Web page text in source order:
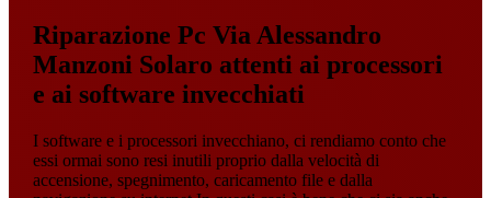
Riparazione Pc Via Alessandro
Manzoni Solaro attenti ai processori
e ai software invecchiati
I software e i processori invecchiano, ci rendiamo conto che
essi ormai sono resi inutili proprio dalla velocità di
accensione, spegnimento, caricamento file e dalla